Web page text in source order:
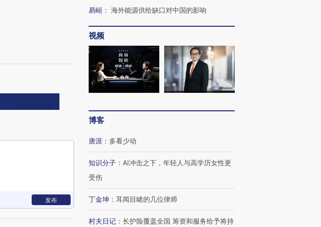
发布
易峘 ： 海外能源供给缺口对中国的影响
视频
博客
唐涯 ： 多看少动
知识分子 ： AI冲击之下，年轻人与高学历女性更
受伤
丁金坤 ： 耳闻目睹的几位律师
村夫日记 ： 长护险覆盖全国 筹资和服务给予将持